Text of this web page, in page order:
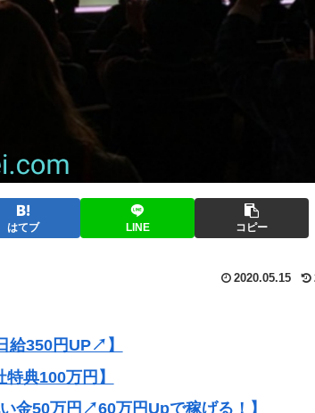
はてブ LINE コピー
2020.05.15
給350円UP↗】
典100万円】
金50万円↗60万円Upで稼げる！】